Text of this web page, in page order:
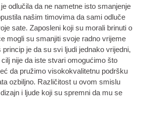
odlučila da ne nametne isto smanjenje
našim timovima da sami odluče
sate. Zaposleni koji su morali brinuti o
mogli su smanjiti svoje radno vrijeme
je da su svi ljudi jednako vrijedni,
nije da iste stvari omogućimo što
da pružimo visokokvalitetnu podršku
ozbiljno. Različitost u ovom smislu
i ljude koji su spremni da mu se